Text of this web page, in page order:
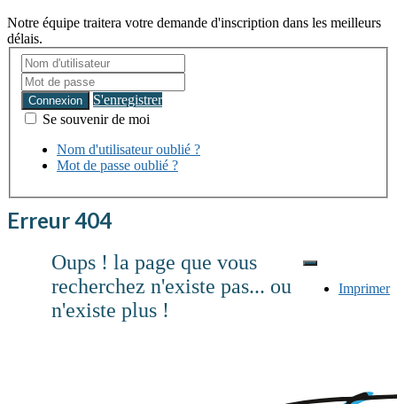
Notre équipe traitera votre demande d'inscription dans les meilleurs
délais.
Connexion
S'enregistrer
Se souvenir de moi
Nom d'utilisateur oublié ?
Mot de passe oublié ?
Erreur 404
Imprimer
Oups ! la page que vous
recherchez n'existe pas... ou
n'existe plus !